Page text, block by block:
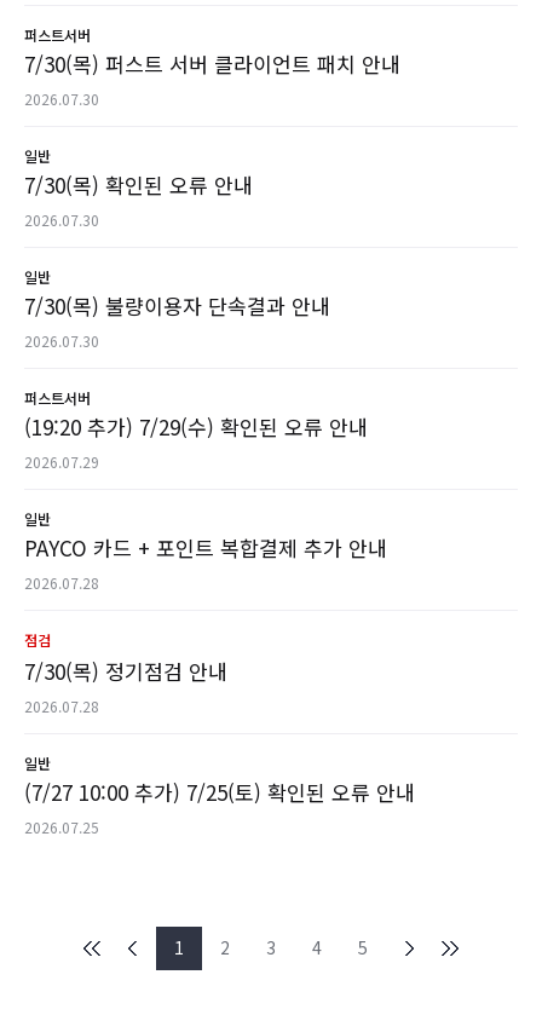
퍼스트서버
7/30(목) 퍼스트 서버 클라이언트 패치 안내
2026.07.30
일반
7/30(목) 확인된 오류 안내
2026.07.30
일반
7/30(목) 불량이용자 단속결과 안내
2026.07.30
퍼스트서버
(19:20 추가) 7/29(수) 확인된 오류 안내
2026.07.29
일반
PAYCO 카드 + 포인트 복합결제 추가 안내
2026.07.28
점검
7/30(목) 정기점검 안내
2026.07.28
일반
(7/27 10:00 추가) 7/25(토) 확인된 오류 안내
2026.07.25
1 2 3 4 5